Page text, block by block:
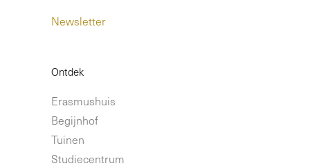
Newsletter
Ontdek
Erasmushuis
Begijnhof
Tuinen
Studiecentrum